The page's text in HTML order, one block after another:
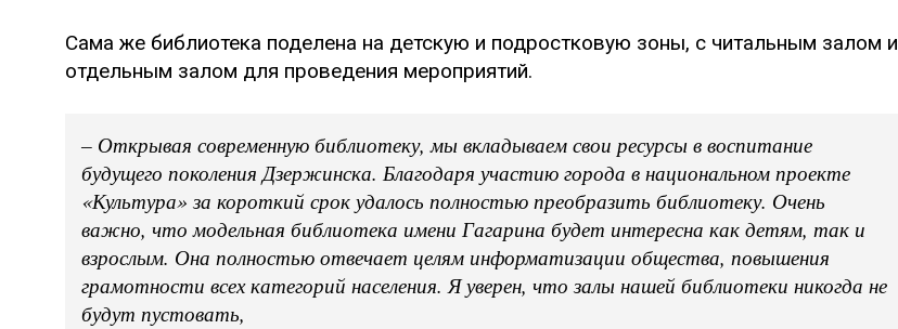
Сама же библиотека поделена на детскую и подростковую зоны, с читальным залом и
отдельным залом для проведения мероприятий.
– Открывая современную библиотеку, мы вкладываем свои ресурсы в воспитание
будущего поколения Дзержинска. Благодаря участию города в национальном проекте
«Культура» за короткий срок удалось полностью преобразить библиотеку. Очень
важно, что модельная библиотека имени Гагарина будет интересна как детям, так и
взрослым. Она полностью отвечает целям информатизации общества, повышения
грамотности всех категорий населения. Я уверен, что залы нашей библиотеки никогда не
будут пустовать,